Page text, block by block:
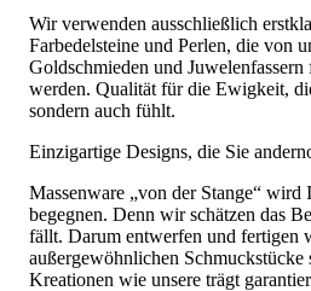
Wir verwenden ausschließlich
Farbedelsteine und Perlen, die von
Goldschmieden und
werden. Qualität für die Ewigkeit,
sondern auch fühlt.
Einzigartige Designs, die Sie
Massenware „von der Stange“ wird
begegnen. Denn wir schätzen das
fällt. Darum entwerfen und fertigen
außergewöhnlichen Schmuckstücke
Kreationen wie unsere trägt